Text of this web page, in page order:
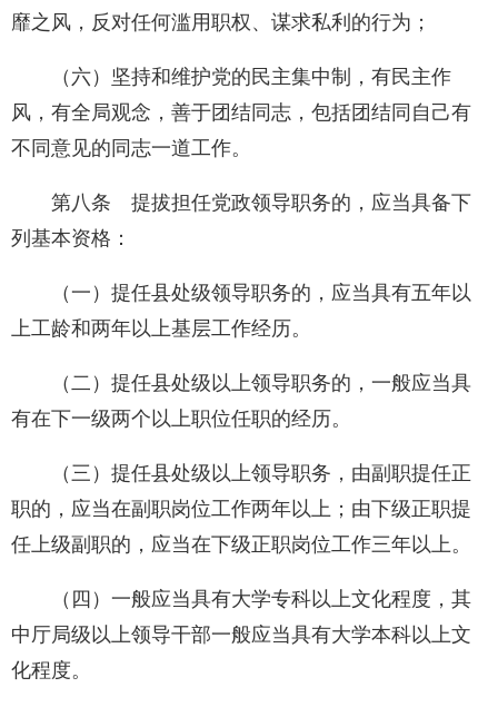
靡之风，反对任何滥用职权、谋求私利的行为；
（六）坚持和维护党的民主集中制，有民主作
风，有全局观念，善于团结同志，包括团结同自己有
不同意见的同志一道工作。
第八条 提拔担任党政领导职务的，应当具备下
列基本资格：
（一）提任县处级领导职务的，应当具有五年以
上工龄和两年以上基层工作经历。
（二）提任县处级以上领导职务的，一般应当具
有在下一级两个以上职位任职的经历。
（三）提任县处级以上领导职务，由副职提任正
职的，应当在副职岗位工作两年以上；由下级正职提
任上级副职的，应当在下级正职岗位工作三年以上。
（四）一般应当具有大学专科以上文化程度，其
中厅局级以上领导干部一般应当具有大学本科以上文
化程度。